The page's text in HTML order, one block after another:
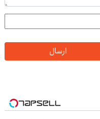
ارسال